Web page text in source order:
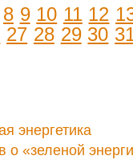
8 9 10 11 12
27 28 29 30
энергетика
о «зеленой